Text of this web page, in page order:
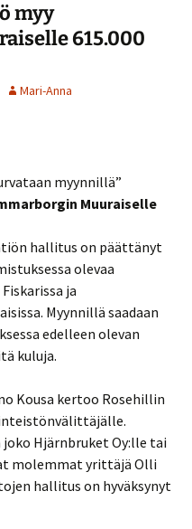
myy
615.000
Mari-Anna
myynnillä”
Muuraiselle
hallitus on päättänyt
olevaa
ja
Myynnillä saadaan
edelleen olevan
kuluja.
Kousa kertoo Rosehillin
Hjärnbruket Oy:lle tai
molemmat yrittäjä Olli
hallitus on hyväksynyt